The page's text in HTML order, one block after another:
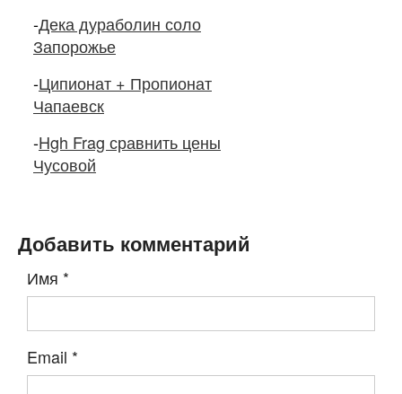
-Дека дураболин соло
Запорожье
-Ципионат + Пропионат
Чапаевск
-Hgh Frag сравнить цены
Чусовой
Добавить комментарий
Имя *
Email *